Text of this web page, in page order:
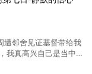
遭邻舍见证基督带给我
我真高兴自己是当中的